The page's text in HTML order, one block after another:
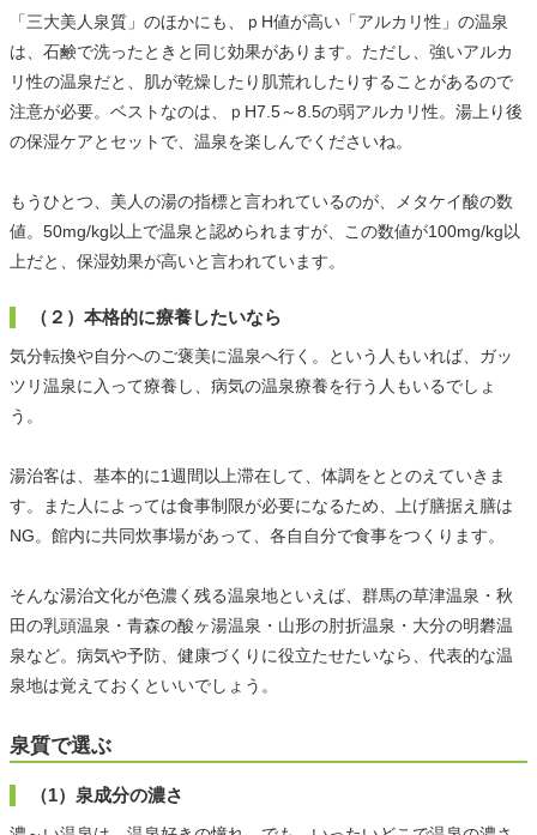
「三大美人泉質」のほかにも、ｐH値が高い「アルカリ性」の温泉
は、石鹸で洗ったときと同じ効果があります。ただし、強いアルカ
リ性の温泉だと、肌が乾燥したり肌荒れしたりすることがあるので
注意が必要。ベストなのは、ｐH7.5～8.5の弱アルカリ性。湯上り後
の保湿ケアとセットで、温泉を楽しんでくださいね。
もうひとつ、美人の湯の指標と言われているのが、メタケイ酸の数
値。50mg/kg以上で温泉と認められますが、この数値が100mg/kg以
上だと、保湿効果が高いと言われています。
（２）本格的に療養したいなら
気分転換や自分へのご褒美に温泉へ行く。という人もいれば、ガッ
ツリ温泉に入って療養し、病気の温泉療養を行う人もいるでしょ
う。
湯治客は、基本的に1週間以上滞在して、体調をととのえていきま
す。また人によっては食事制限が必要になるため、上げ膳据え膳は
NG。館内に共同炊事場があって、各自自分で食事をつくります。
そんな湯治文化が色濃く残る温泉地といえば、群馬の草津温泉・秋
田の乳頭温泉・青森の酸ヶ湯温泉・山形の肘折温泉・大分の明礬温
泉など。病気や予防、健康づくりに役立たせたいなら、代表的な温
泉地は覚えておくといいでしょう。
泉質で選ぶ
（1）泉成分の濃さ